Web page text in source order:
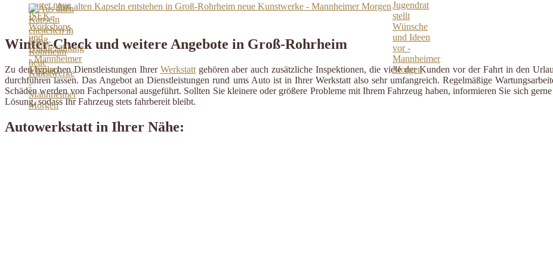
Aus alten Kapseln entstehen in Groß-Rohrheim neue Kunstwerke - Mannheimer Morgen
Winter-Check und weitere Angebote in Groß-Rohrheim
Zu den typischen Dienstleistungen Ihrer Werkstattgehören aber auch zusätzliche Inspektionen, die viele der Kunden vor der Fahrt in den
durchführen lassen. Das Angebot an Dienstleistungen rund ums Auto ist in Ihrer Werkstatt also sehr umfangreich. Regelmäßige
Schäden werden von Fachpersonal ausgeführt. Sollten Sie kleinere oder größere Probleme mit Ihrem Fahrzeug haben, informieren Sie sich
Lösung, sodass Ihr Fahrzeug stets fahrbereit bleibt.
Autowerkstatt in Ihrer Nähe: